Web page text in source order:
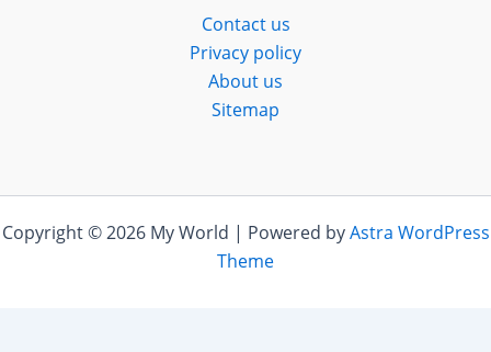
Contact us
Privacy policy
About us
Sitemap
Copyright © 2026 My World | Powered byAstra WordPress
Theme